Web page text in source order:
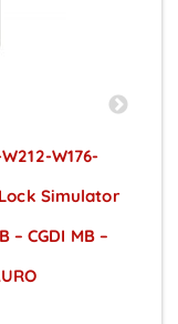
W176-
Simulator
CGDI MB –